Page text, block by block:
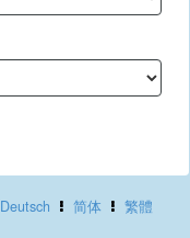
Deutsch 简体 繁體